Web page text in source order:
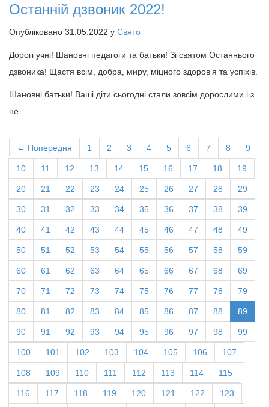
Останній дзвоник 2022!
Опубліковано 31.05.2022 у Свято
Дорогі учні! Шановні педагоги та батьки! Зі святом Останнього
дзвоника! Щастя всім, добра, миру, міцного здоров’я та успіхів.
Шановні батьки! Ваші діти сьогодні стали зовсім дорослими і з
не
← Попередня 1 2 3 4 5 6 7 8 9
10 11 12 13 14 15 16 17 18 19
20 21 22 23 24 25 26 27 28 29
30 31 32 33 34 35 36 37 38 39
40 41 42 43 44 45 46 47 48 49
50 51 52 53 54 55 56 57 58 59
60 61 62 63 64 65 66 67 68 69
70 71 72 73 74 75 76 77 78 79
80 81 82 83 84 85 86 87 88 89
90 91 92 93 94 95 96 97 98 99
100 101 102 103 104 105 106 107
108 109 110 111 112 113 114 115
116 117 118 119 120 121 122 123